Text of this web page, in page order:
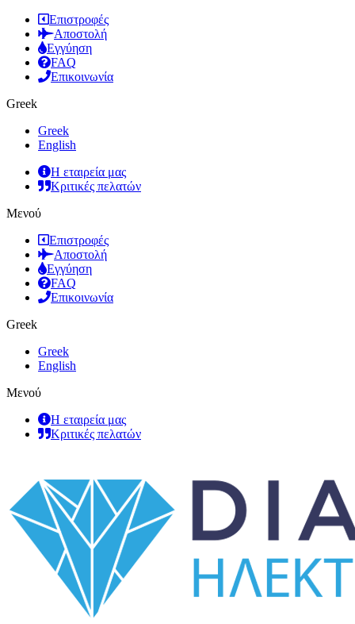
Επιστροφές
Αποστολή
Εγγύηση
FAQ
Επικοινωνία
Greek
Greek
English
Η εταιρεία μας
Κριτικές πελατών
Μενού
Επιστροφές
Αποστολή
Εγγύηση
FAQ
Επικοινωνία
Greek
Greek
English
Μενού
Η εταιρεία μας
Κριτικές πελατών